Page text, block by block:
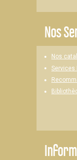
Nos
Nos
Services